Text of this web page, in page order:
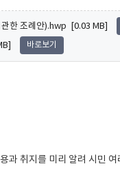
관한 조례안).hwp [0.03 MB]
바로보기
취지를 미리 알려 시민